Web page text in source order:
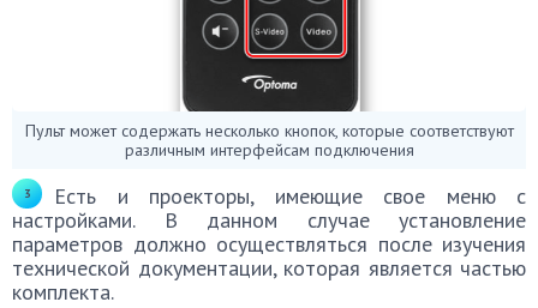
Пульт может содержать несколько кнопок, которые соответствуют
различным интерфейсам подключения
Есть и проекторы, имеющие свое меню с
настройками. В данном случае установление
параметров должно осуществляться после изучения
технической документации, которая является частью
комплекта.